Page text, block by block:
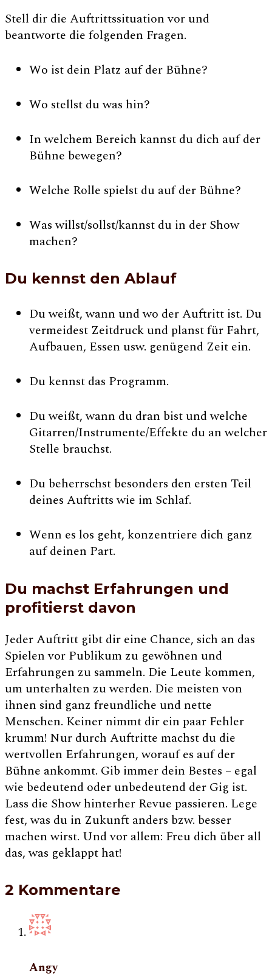
Stell dir die Auftrittssituation vor und
beantworte die folgenden Fragen.
Wo ist dein Platz auf der Bühne?
Wo stellst du was hin?
In welchem Bereich kannst du dich auf der
Bühne bewegen?
Welche Rolle spielst du auf der Bühne?
Was willst/sollst/kannst du in der Show
machen?
Du kennst den Ablauf
Du weißt, wann und wo der Auftritt ist. Du
vermeidest Zeitdruck und planst für Fahrt,
Aufbauen, Essen usw. genügend Zeit ein.
Du kennst das Programm.
Du weißt, wann du dran bist und welche
Gitarren/Instrumente/Effekte du an welcher
Stelle brauchst.
Du beherrschst besonders den ersten Teil
deines Auftritts wie im Schlaf.
Wenn es los geht, konzentriere dich ganz
auf deinen Part.
Du machst Erfahrungen und
profitierst davon
Jeder Auftritt gibt dir eine Chance, sich an das
Spielen vor Publikum zu gewöhnen und
Erfahrungen zu sammeln. Die Leute kommen,
um unterhalten zu werden. Die meisten von
ihnen sind ganz freundliche und nette
Menschen. Keiner nimmt dir ein paar Fehler
krumm! Nur durch Auftritte machst du die
wertvollen Erfahrungen, worauf es auf der
Bühne ankommt. Gib immer dein Bestes – egal
wie bedeutend oder unbedeutend der Gig ist.
Lass die Show hinterher Revue passieren. Lege
fest, was du in Zukunft anders bzw. besser
machen wirst. Und vor allem: Freu dich über all
das, was geklappt hat!
2 Kommentare
Angy